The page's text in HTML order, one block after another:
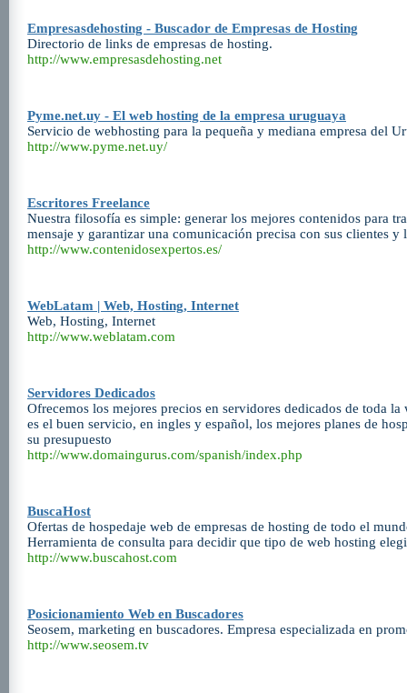
Empresasdehosting - Buscador de Empresas de Hosting
Directorio de links de empresas de hosting.
http://www.empresasdehosting.net
Pyme.net.uy - El web hosting de la empresa uruguaya
Servicio de webhosting para la pequeña y mediana empresa del
http://www.pyme.net.uy/
Escritores Freelance
Nuestra filosofía es simple: generar los mejores contenidos para
mensaje y garantizar una comunicación precisa con sus clientes y
http://www.contenidosexpertos.es/
WebLatam | Web, Hosting, Internet
Web, Hosting, Internet
http://www.weblatam.com
Servidores Dedicados
Ofrecemos los mejores precios en servidores dedicados de toda la
es el buen servicio, en ingles y español, los mejores planes de
su presupuesto
http://www.domaingurus.com/spanish/index.php
BuscaHost
Ofertas de hospedaje web de empresas de hosting de todo el
Herramienta de consulta para decidir que tipo de web hosting
http://www.buscahost.com
Posicionamiento Web en Buscadores
Seosem, marketing en buscadores. Empresa especializada en
http://www.seosem.tv